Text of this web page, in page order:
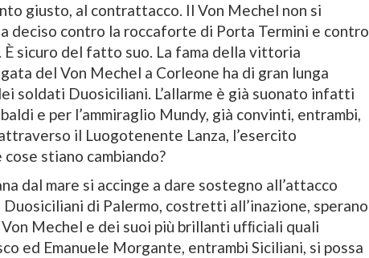
giusto, al contrattacco. Il Von Mechel non si
deciso contro la roccaforte di Porta Termini e contro
È sicuro del fatto suo. La fama della vittoria
del Von Mechel a Corleone ha di gran lunga
soldati Duosiciliani. L’allarme è già suonato infatti
e per l’ammiraglio Mundy, già convinti, entrambi,
il Luogotenente Lanza, l’esercito
stiano cambiando?
dal mare si accinge a dare sostegno all’attacco
di Palermo, costretti all’inazione, sperano
Von Mechel e dei suoi più brillanti ufﬁciali quali
ed Emanuele Morgante, entrambi Siciliani, si possa